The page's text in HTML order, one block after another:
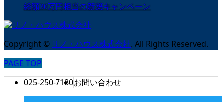
総額30万円相当の新築キャンペーン
Copyright © リノ・ハウス株式会社. All Rights Reserved.
PAGE TOP
025-250-7180お問い合わせ